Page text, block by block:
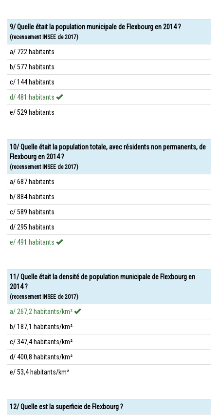
9/ Quelle était la population municipale de Flexbourg en 2014 ?
(recensement INSEE de 2017)
a/ 722 habitants
b/ 577 habitants
c/ 144 habitants
d/ 481 habitants
e/ 529 habitants
10/ Quelle était la population totale, avec résidents non permanents, de
Flexbourg en 2014 ?
(recensement INSEE de 2017)
a/ 687 habitants
b/ 884 habitants
c/ 589 habitants
d/ 295 habitants
e/ 491 habitants
11/ Quelle était la densité de population municipale de Flexbourg en
2014 ?
(recensement INSEE de 2017)
a/ 267,2 habitants/km²
b/ 187,1 habitants/km²
c/ 347,4 habitants/km²
d/ 400,8 habitants/km²
e/ 53,4 habitants/km²
12/ Quelle est la superficie de Flexbourg ?